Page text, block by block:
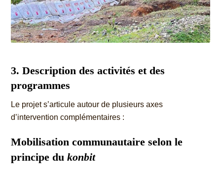
3. Description des activités et des
programmes
Le projet s’articule autour de plusieurs axes
d’intervention complémentaires :
Mobilisation communautaire selon le
principe dukonbit